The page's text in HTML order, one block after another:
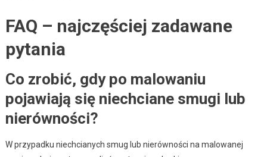
FAQ – najczęściej zadawane
pytania
Co zrobić, gdy po malowaniu
pojawiają się niechciane smugi lub
nierówności?
W przypadku niechcianych smug lub nierówności na malowanej